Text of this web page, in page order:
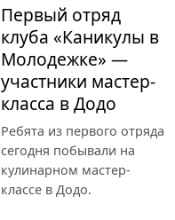
Первый отряд
клуба «Каникулы в
Молодежке» —
участники мастер-
класса в Додо
Ребята из первого отряда
сегодня побывали на
кулинарном мастер-
классе в Додо.